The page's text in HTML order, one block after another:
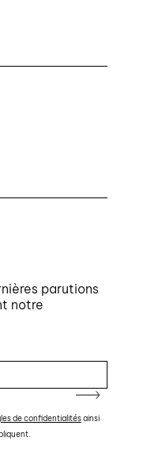
parutions
notre
de confidentialitésainsi